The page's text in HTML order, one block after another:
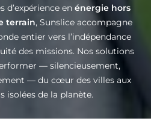
d’expérience en énergie hors
terrain, Sunslice accompagne
entier vers l’indépendance
des missions. Nos solutions
— silencieusement,
— du cœur des villes aux
isolées de la planète.